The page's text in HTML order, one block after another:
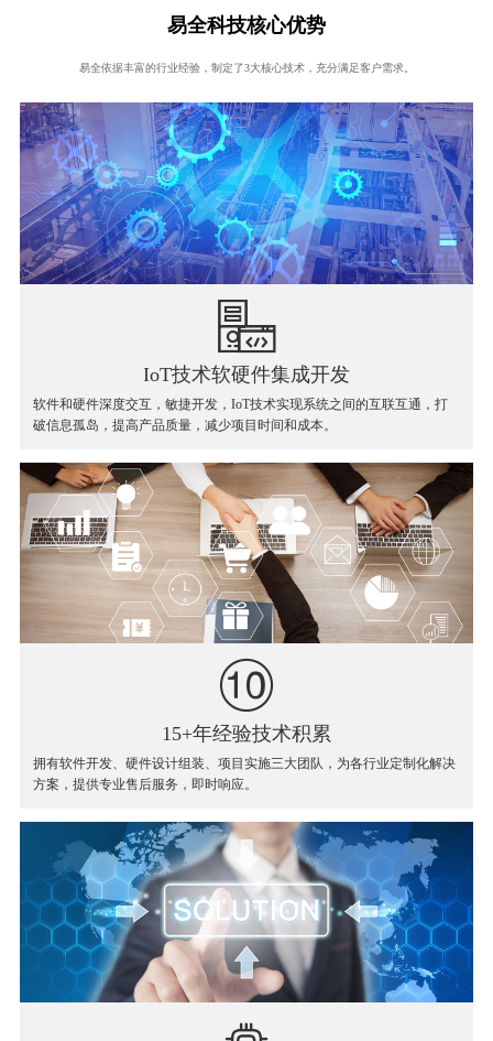
易全科技核心优势
易全依据丰富的行业经验，制定了3大核心技术，充分满足客户需求。
IoT技术软硬件集成开发
软件和硬件深度交互，敏捷开发，IoT技术实现系统之间的互联互通，打
破信息孤岛，提高产品质量，减少项目时间和成本。
15+年经验技术积累
拥有软件开发、硬件设计组装、项目实施三大团队，为各行业定制化解决
方案，提供专业售后服务，即时响应。